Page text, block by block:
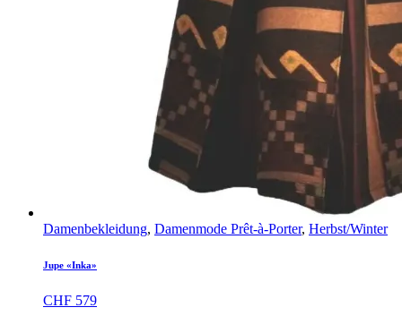
Damenbekleidung, Damenmode Prêt-à-Porter, Herbst/Winter
Jupe «Inka»
CHF 579